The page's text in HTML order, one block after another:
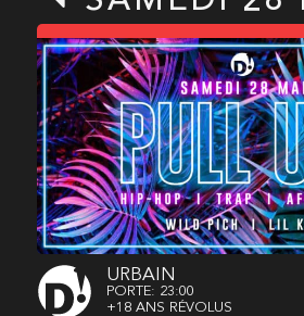
URBAIN
PORTE: 23:00
+18 ANS RÉVOLUS